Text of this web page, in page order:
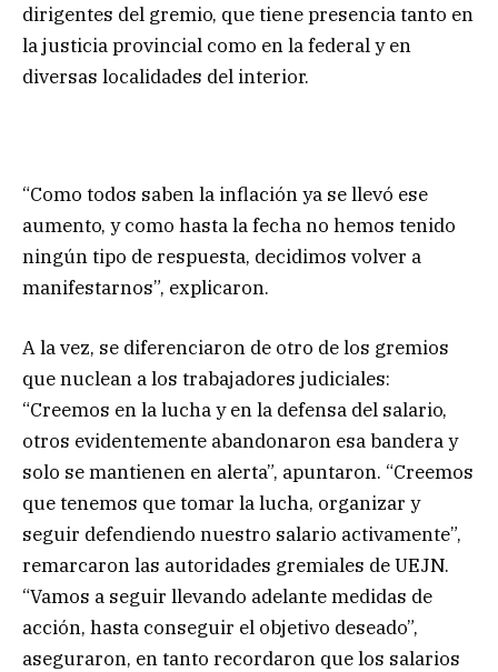
dirigentes del gremio, que tiene presencia tanto en
la justicia provincial como en la federal y en
diversas localidades del interior.
“Como todos saben la inflación ya se llevó ese
aumento, y como hasta la fecha no hemos tenido
ningún tipo de respuesta, decidimos volver a
manifestarnos”, explicaron.
A la vez, se diferenciaron de otro de los gremios
que nuclean a los trabajadores judiciales:
“Creemos en la lucha y en la defensa del salario,
otros evidentemente abandonaron esa bandera y
solo se mantienen en alerta”, apuntaron. “Creemos
que tenemos que tomar la lucha, organizar y
seguir defendiendo nuestro salario activamente”,
remarcaron las autoridades gremiales de UEJN.
“Vamos a seguir llevando adelante medidas de
acción, hasta conseguir el objetivo deseado”,
aseguraron, en tanto recordaron que los salarios